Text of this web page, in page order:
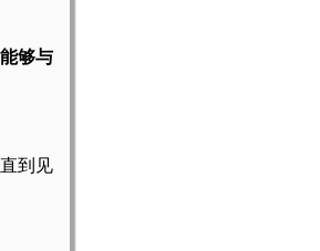
够与
到见